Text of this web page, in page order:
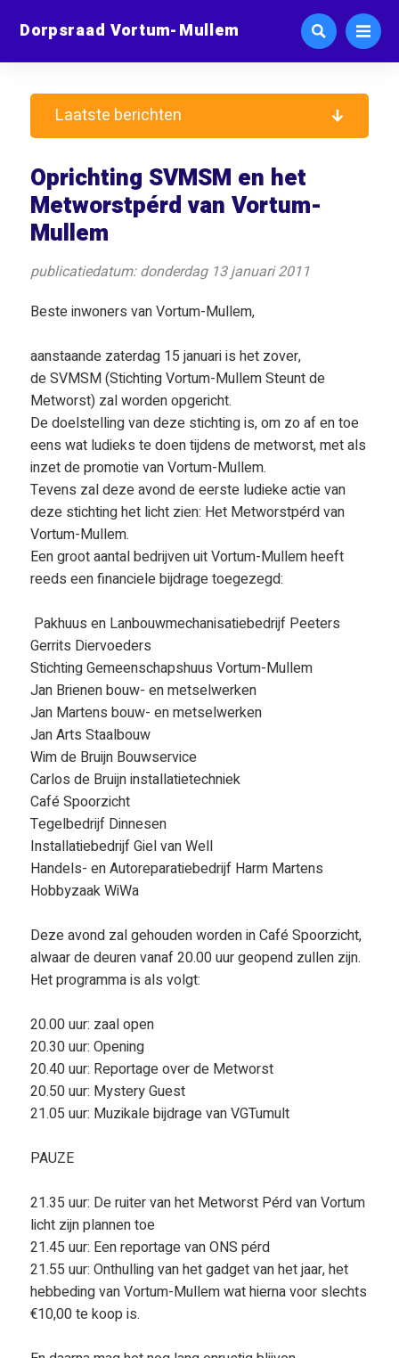
Dorpsraad Vortum-Mullem
Oprichting SVMSM en het
Metworstpérd van Vortum-
Mullem
publicatiedatum: donderdag 13 januari 2011
Beste inwoners van Vortum-Mullem,
aanstaande zaterdag 15 januari is het zover,
de SVMSM (Stichting Vortum-Mullem Steunt de
Metworst) zal worden opgericht.
De doelstelling van deze stichting is, om zo af en toe
eens wat ludieks te doen tijdens de metworst, met als
inzet de promotie van Vortum-Mullem.
Tevens zal deze avond de eerste ludieke actie van
deze stichting het licht zien: Het Metworstpérd van
Vortum-Mullem.
Een groot aantal bedrijven uit Vortum-Mullem heeft
reeds een financiele bijdrage toegezegd:
Pakhuus en Lanbouwmechanisatiebedrijf Peeters
Gerrits Diervoeders
Stichting Gemeenschapshuus Vortum-Mullem
Jan Brienen bouw- en metselwerken
Jan Martens bouw- en metselwerken
Jan Arts Staalbouw
Wim de Bruijn Bouwservice
Carlos de Bruijn installatietechniek
Café Spoorzicht
Tegelbedrijf Dinnesen
Installatiebedrijf Giel van Well
Handels- en Autoreparatiebedrijf Harm Martens
Hobbyzaak WiWa
Deze avond zal gehouden worden in Café Spoorzicht,
alwaar de deuren vanaf 20.00 uur geopend zullen zijn.
Het programma is als volgt:
20.00 uur: zaal open
20.30 uur: Opening
20.40 uur: Reportage over de Metworst
20.50 uur: Mystery Guest
21.05 uur: Muzikale bijdrage van VGTumult
PAUZE
21.35 uur: De ruiter van het Metworst Pérd van Vortum
licht zijn plannen toe
21.45 uur: Een reportage van ONS pérd
21.55 uur: Onthulling van het gadget van het jaar, het
hebbeding van Vortum-Mullem wat hierna voor slechts
€10,00 te koop is.
Laatste berichten